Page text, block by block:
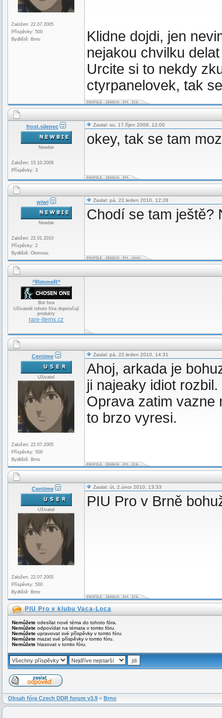
Založen: 22.07.2005
Příspěvky: 500
Bydliště: Brno
Klidne dojdi, jen
nejakou chvilku
Urcite si to nekdy
ctyrpanelovek, tak
frost.silenec
Newbie
Založen: 15.10.2009
Příspěvky: 3
Zaslal: so, 17.říjen 2009, 12:00
okey, tak se tam
wiwi
Newbie
Založen: 22.01.2010
Příspěvky: 2
Bydliště: Olomouc
Zaslal: pá, 22.leden 2010, 12:28
Chodí se tam ještě?
^RimmeR^
Bot fora
Uživatelé tohoto fóra doporučují
produkty
rare-items.cz
Centime
Uživatel
Založen: 22.07.2005
Příspěvky: 500
Bydliště: Brno
Zaslal: pá, 22.leden 2010, 14:31
Ahoj, arkada je
ji najeaky idiot
Oprava zatim vazne
to brzo vyresi.
Centime
Uživatel
Založen: 22.07.2005
Příspěvky: 500
Bydliště: Brno
Zaslal: út, 2.únor 2010, 13:33
PIU Pro v Brně
PIU Pro v klubu Vaca-Loca
Nemůžete odesílat nové téma do tohoto fóra.
Nemůžete odpovídat na témata v tomto fóru.
Nemůžete upravovat své příspěvky v tomto fóru.
Nemůžete mazat své příspěvky v tomto fóru.
Nemůžete hlasovat v tomto fóru.
Obsah fóra Czech DDR forum v3.9 » Brno